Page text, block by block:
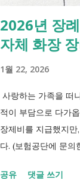
계급여 바로가기] -
건부과유예·제시유
씨는 29세입니다. 현
들이 가장 먼저 알아
해 취업 상담을 받
받을 수도 있기 때문
2026년 장
자체 화장
1월 22, 2026
사랑하는 가족을 떠
적이 부담으로 다가
장제비를 지급했지
다. (보험공단에 문
보훈대상자 나 기초
공유 댓글 쓰기